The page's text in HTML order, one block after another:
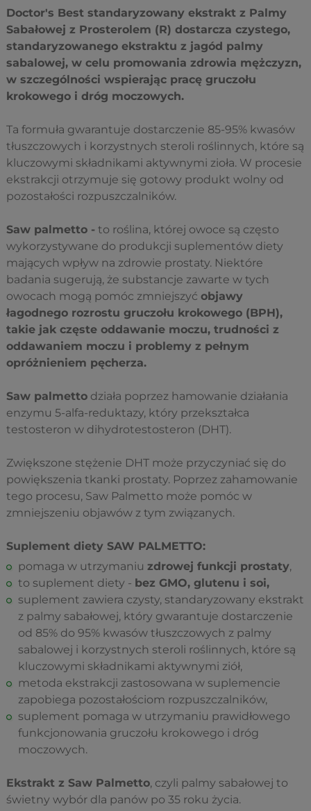
Doctor's Best standaryzowany ekstrakt z Palmy
Sabałowej z Prosterolem (R) dostarcza czystego,
standaryzowanego ekstraktu z jagód palmy
sabalowej, w celu promowania zdrowia mężczyzn,
w szczególności wspierając pracę gruczołu
krokowego i dróg moczowych.
Ta formuła gwarantuje dostarczenie 85-95% kwasów
tłuszczowych i korzystnych steroli roślinnych, które są
kluczowymi składnikami aktywnymi zioła. W procesie
ekstrakcji otrzymuje się gotowy produkt wolny od
pozostałości rozpuszczalników.
Saw palmetto - to roślina, której owoce są często
wykorzystywane do produkcji suplementów diety
mających wpływ na zdrowie prostaty. Niektóre
badania sugerują, że substancje zawarte w tych
owocach mogą pomóc zmniejszyć objawy
łagodnego rozrostu gruczołu krokowego (BPH),
takie jak częste oddawanie moczu, trudności z
oddawaniem moczu i problemy z pełnym
opróżnieniem pęcherza.
Saw palmetto działa poprzez hamowanie działania
enzymu 5-alfa-reduktazy, który przekształca
testosteron w dihydrotestosteron (DHT).
Zwiększone stężenie DHT może przyczyniać się do
powiększenia tkanki prostaty. Poprzez zahamowanie
tego procesu, Saw Palmetto może pomóc w
zmniejszeniu objawów z tym związanych.
Suplement diety SAW PALMETTO:
pomaga w utrzymaniu zdrowej funkcji prostaty,
to suplement diety - bez GMO, glutenu i soi,
suplement zawiera czysty, standaryzowany ekstrakt
z palmy sabałowej, który gwarantuje dostarczenie
od 85% do 95% kwasów tłuszczowych z palmy
sabalowej i korzystnych steroli roślinnych, które są
kluczowymi składnikami aktywnymi ziół,
metoda ekstrakcji zastosowana w suplemencie
zapobiega pozostałościom rozpuszczalników,
suplement pomaga w utrzymaniu prawidłowego
funkcjonowania gruczołu krokowego i dróg
moczowych.
Ekstrakt z Saw Palmetto, czyli palmy sabałowej to
świetny wybór dla panów po 35 roku życia.